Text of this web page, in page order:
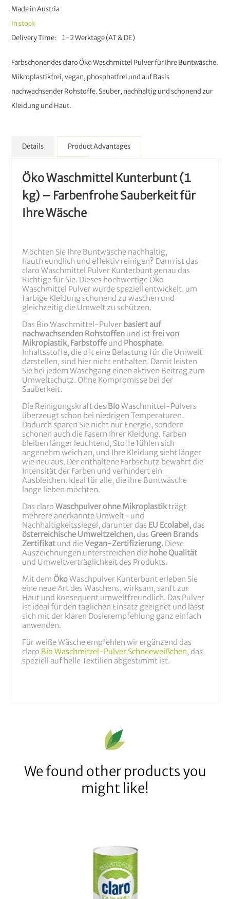
Farbschonendes claro Öko Waschmittel Pulver für Ihre Buntwäsche.
Mikroplastikfrei, vegan, phosphatfrei und auf Basis
nachwachsender Rohstoffe. Sauber, nachhaltig und schonend zur
Kleidung und Haut.
Made in Austria
In stock
Delivery Time
1-2 Werktage (AT & DE)
Details
Öko Waschmittel Kunterbunt (1
kg) – Farbenfrohe Sauberkeit für
Ihre Wäsche
Möchten Sie Ihre Buntwäsche nachhaltig,
hautfreundlich und effektiv reinigen? Dann ist das
claro Waschmittel Pulver Kunterbunt genau das
Richtige für Sie. Dieses hochwertige Öko
Waschmittel Pulver wurde speziell entwickelt, um
farbige Kleidung schonend zu waschen und
gleichzeitig die Umwelt zu schützen.
Das Bio Waschmittel-Pulver basiert auf
nachwachsenden Rohstoffen und istfrei von
Mikroplastik, Farbstoffe und Phosphate.
Inhaltsstoffe, die oft eine Belastung für die Umwelt
darstellen, sind hier nicht enthalten. Damit leisten
Sie bei jedem Waschgang einen aktiven Beitrag zum
Umweltschutz. Ohne Kompromisse bei der
Sauberkeit.
Die Reinigungskraft des BioWaschmittel-Pulvers
überzeugt schon bei niedrigen Temperaturen.
Dadurch sparen Sie nicht nur Energie, sondern
schonen auch die Fasern Ihrer Kleidung. Farben
bleiben länger leuchtend, Stoffe fühlen sich
angenehm weich an, und Ihre Kleidung sieht länger
wie neu aus. Der enthaltene Farbschutz bewahrt die
Intensität der Farben und verhindert ein
Ausbleichen. Ideal für alle, die ihre Buntwäsche
lange lieben möchten.
Das claroWaschpulver ohne Mikroplastikträgt
mehrere anerkannte Umwelt- und
Nachhaltigkeitssiegel, darunter das EU Ecolabel,das
österreichische Umweltzeichen,das Green Brands
Zertifikat und dieVegan-Zertifizierung. Diese
Auszeichnungen unterstreichen die hohe Qualität
und Umweltverträglichkeit des Produkts.
Mit demÖkoWaschpulver Kunterbunt erleben Sie
eine neue Art des Waschens, wirksam, sanft zur
Haut und konsequent umweltfreundlich. Das Pulver
ist ideal für den täglichen Einsatz geeignet und lässt
sich mit der klaren Dosierempfehlung ganz einfach
anwenden.
Für weiße Wäsche empfehlen wir ergänzend das
claro Bio Waschmittel-Pulver Schneeweißchen, das
speziell auf helle Textilien abgestimmt ist.
Product Advantages
We found other products you
might like!